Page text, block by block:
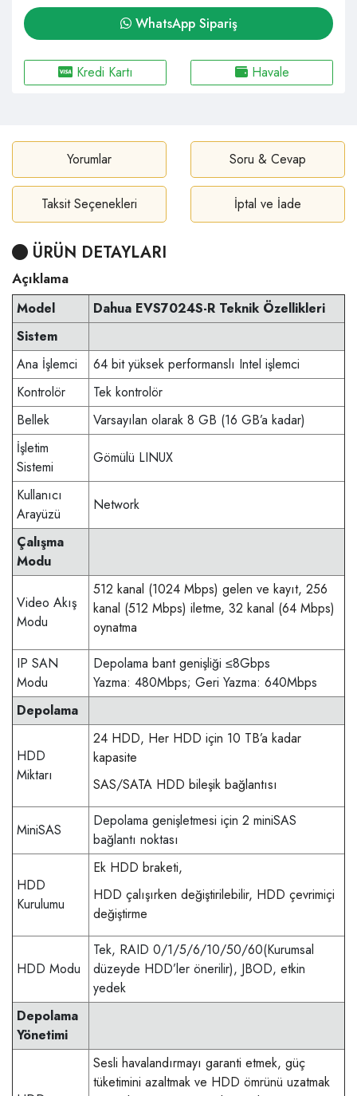
WhatsApp Sipariş
Kredi Kartı Havale
Yorumlar Soru & Cevap
Taksit Seçenekleri İptal ve İade
ÜRÜN DETAYLARI
Açıklama
Model
Dahua EVS7024S-R Teknik Özellikleri
Sistem
Ana İşlemci
64 bit yüksek performanslı Intel işlemci
Kontrolör
Tek kontrolör
Bellek
Varsayılan olarak 8 GB (16 GB’a kadar)
İşletim
Sistemi
Gömülü LINUX
Kullanıcı
Arayüzü
Network
Çalışma
Modu
Video Akış
Modu
512 kanal (1024 Mbps) gelen ve kayıt, 256
kanal (512 Mbps) iletme, 32 kanal (64 Mbps)
oynatma
IP SAN
Modu
Depolama bant genişliği ≤8Gbps
Yazma: 480Mbps; Geri Yazma: 640Mbps
Depolama
HDD
Miktarı
24 HDD, Her HDD için 10 TB’a kadar
kapasite
SAS/SATA HDD bileşik bağlantısı
MiniSAS
Depolama genişletmesi için 2 miniSAS
bağlantı noktası
HDD
Kurulumu
Ek HDD braketi,
HDD çalışırken değiştirilebilir, HDD çevrimiçi
değiştirme
HDD Modu
Tek, RAID 0/1/5/6/10/50/60(Kurumsal
düzeyde HDD’ler önerilir), JBOD, etkin
yedek
Depolama
Yönetimi
Sesli havalandırmayı garanti etmek, güç
tüketimini azaltmak ve HDD ömrünü uzatmak